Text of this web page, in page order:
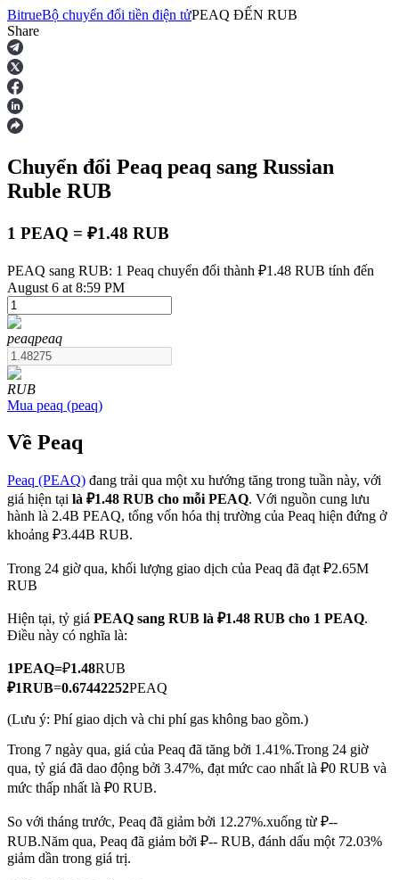
Hợp đồng tương lai
USDT Futures
Futures sử dụng USDT làm tài sản thế chấp
COIN-M Futures
Futures sử dụng token làm tài sản thế chấp
TradFi
USDC Futures vĩnh cửu
Futures sử dụng USDC làm tài sản thế chấp
BitrueBộ chuyển đổi tiền điện tửPEAQ ĐẾN RUB
Share
Chuyển đổi Peaq peaq sang Russian
Ruble RUB
1 PEAQ = ₽1.48 RUB
PEAQ sang RUB: 1 Peaq chuyển đổi thành ₽1.48 RUB tính đến
August 6 at 8:59 PM
peaqpeaq
RUB
Mua peaq (peaq)
Về Peaq
Peaq (PEAQ) đang trải qua một xu hướng tăng trong tuần này, với
giá hiện tại là ₽1.48 RUB cho mỗi PEAQ. Với nguồn cung lưu
hành là 2.4B PEAQ, tổng vốn hóa thị trường của Peaq hiện đứng ở
khoảng ₽3.44B RUB.
Trong 24 giờ qua, khối lượng giao dịch của Peaq đã đạt ₽2.65M
RUB
Hiện tại, tỷ giá PEAQ sang RUB là ₽1.48 RUB cho 1 PEAQ.
Điều này có nghĩa là:
1PEAQ=₽1.48RUB
₽1RUB=0.67442252PEAQ
(Lưu ý: Phí giao dịch và chi phí gas không bao gồm.)
Trong 7 ngày qua, giá của Peaq đã tăng bởi 1.41%.Trong 24 giờ
qua, tỷ giá đã dao động bởi 3.47%, đạt mức cao nhất là ₽0 RUB và
mức thấp nhất là ₽0 RUB.
So với tháng trước, Peaq đã giảm bởi 12.27%.xuống từ ₽--
RUB.Năm qua, Peaq đã giảm bởi ₽-- RUB, đánh dấu một 72.03%
giảm dần trong giá trị.